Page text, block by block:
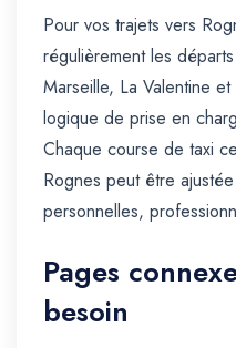
Pour vos trajets vers
régulièrement les
Marseille, La Valentine
logique de prise en
Chaque course de taxi
Rognes peut être
personnelles,
Pages
besoin